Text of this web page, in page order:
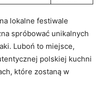
lokalne festiwale
spróbować unikalnych
Luboń to miejsce,
polskiej kuchni
które zostaną w